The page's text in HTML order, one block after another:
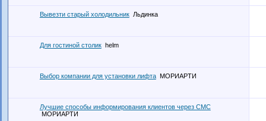
Вывезти старый холодильник Льдинка
Для гостиной столик helm
Выбор компании для установки лифта МОРИАРТИ
Лучшие способы информирования клиентов через СМС
МОРИАРТИ